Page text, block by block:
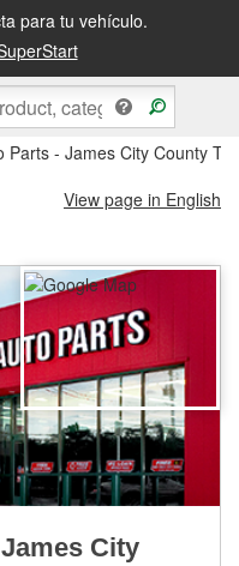
para tu vehículo.
o recógela en la tienda
Parts - James City County
View page in English
City